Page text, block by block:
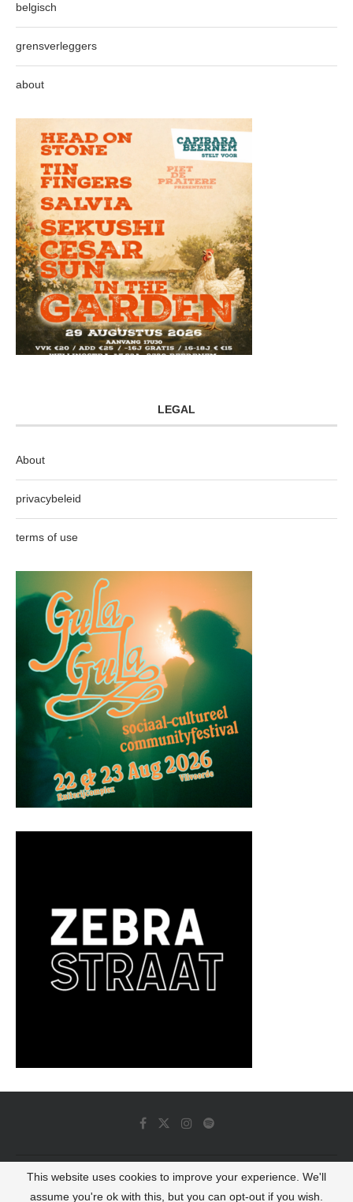
belgisch
grensverleggers
about
LEGAL
About
privacybeleid
terms of use
© 2022 - Luminous Dash All Rights Reserved
This website uses cookies to improve your experience. We'll
assume you're ok with this, but you can opt-out if you wish.